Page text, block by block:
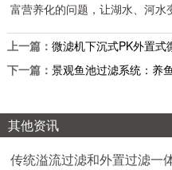
富营养化的问题，让湖水、河水
上一篇： 微滤机下沉式PK外置式
下一篇： 景观鱼池过滤系统：养
其他资讯
传统溢流过滤和外置过滤一